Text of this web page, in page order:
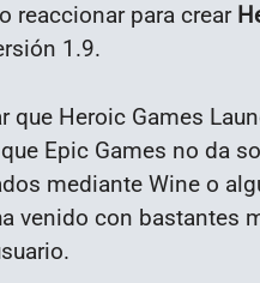
reaccionar para crear
1.9.
que Heroic Games
Epic Games no da
mediante Wine o
venido con bastantes